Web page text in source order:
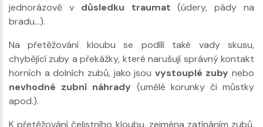
jednorázově vdůsledku traumat (údery, pády na
bradu…).
Na přetěžování kloubu se podílí také vady skusu,
chybějící zuby a překážky, které narušují správný kontakt
horních a dolních zubů, jako jsou vystouplé zuby nebo
nevhodné zubní náhrady (umělé korunky či můstky
apod.).
K přetěžování čelistního kloubu, zejména zatínáním zubů,